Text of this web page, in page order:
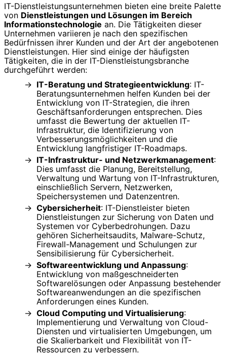
IT-Dienstleistungsunternehmen bieten eine breite Palette
von Dienstleistungen und Lösungen im Bereich
Informationstechnologie an. Die Tätigkeiten dieser
Unternehmen variieren je nach den spezifischen
Bedürfnissen ihrer Kunden und der Art der angebotenen
Dienstleistungen. Hier sind einige der häufigsten
Tätigkeiten, die in der IT-Dienstleistungsbranche
durchgeführt werden:
IT-Beratung und Strategieentwicklung: IT-
Beratungsunternehmen helfen Kunden bei der
Entwicklung von IT-Strategien, die ihren
Geschäftsanforderungen entsprechen. Dies
umfasst die Bewertung der aktuellen IT-
Infrastruktur, die Identifizierung von
Verbesserungsmöglichkeiten und die
Entwicklung langfristiger IT-Roadmaps.
IT-Infrastruktur- und Netzwerkmanagement:
Dies umfasst die Planung, Bereitstellung,
Verwaltung und Wartung von IT-Infrastrukturen,
einschließlich Servern, Netzwerken,
Speichersystemen und Datenzentren.
Cybersicherheit: IT-Dienstleister bieten
Dienstleistungen zur Sicherung von Daten und
Systemen vor Cyberbedrohungen. Dazu
gehören Sicherheitsaudits, Malware-Schutz,
Firewall-Management und Schulungen zur
Sensibilisierung für Cybersicherheit.
Softwareentwicklung und Anpassung:
Entwicklung von maßgeschneiderten
Softwarelösungen oder Anpassung bestehender
Softwareanwendungen an die spezifischen
Anforderungen eines Kunden.
Cloud Computing und Virtualisierung:
Implementierung und Verwaltung von Cloud-
Diensten und virtualisierten Umgebungen, um
die Skalierbarkeit und Flexibilität von IT-
Ressourcen zu verbessern.